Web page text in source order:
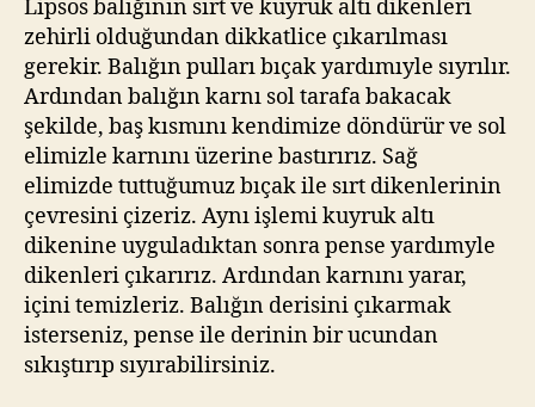
Lipsos balığının sırt ve kuyruk altı dikenleri
zehirli olduğundan dikkatlice çıkarılması
gerekir. Balığın pulları bıçak yardımıyle sıyrılır.
Ardından balığın karnı sol tarafa bakacak
şekilde, baş kısmını kendimize döndürür ve sol
elimizle karnını üzerine bastırırız. Sağ
elimizde tuttuğumuz bıçak ile sırt dikenlerinin
çevresini çizeriz. Aynı işlemi kuyruk altı
dikenine uyguladıktan sonra pense yardımyle
dikenleri çıkarırız. Ardından karnını yarar,
içini temizleriz. Balığın derisini çıkarmak
isterseniz, pense ile derinin bir ucundan
sıkıştırıp sıyırabilirsiniz.